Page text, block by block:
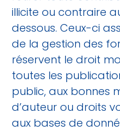
illicite ou contraire
dessous. Ceux-ci
de la gestion des
réservent le droit
toutes les
public, aux bonnes
d’auteur ou droits
aux bases de